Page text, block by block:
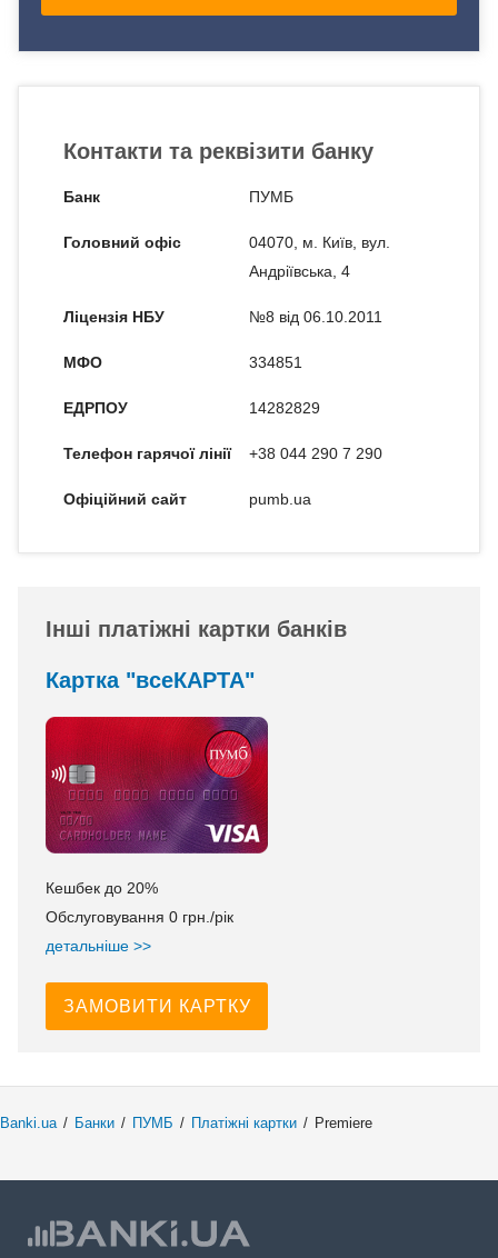
Контакти та реквізити банку
Банк ПУМБ
Головний офіс
04070, м. Київ, вул.
Андріївська, 4
Ліцензія НБУ №8 від 06.10.2011
МФО 334851
ЕДРПОУ 14282829
Телефон гарячої лінії +38 044 290 7 290
Офіційний сайт pumb.ua
Інші платіжні картки банків
Картка "всеКАРТА"
Кешбек до 20%
Обслуговування 0 грн./рік
детальніше >>
ЗАМОВИТИ КАРТКУ
Banki.ua / Банки / ПУМБ / Платіжні картки / Premiere